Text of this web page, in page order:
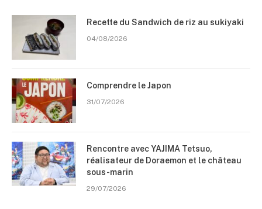
Recette du Sandwich de riz au sukiyaki
04/08/2026
Comprendre le Japon
31/07/2026
Rencontre avec YAJIMA Tetsuo,
réalisateur de Doraemon et le château
sous-marin
29/07/2026